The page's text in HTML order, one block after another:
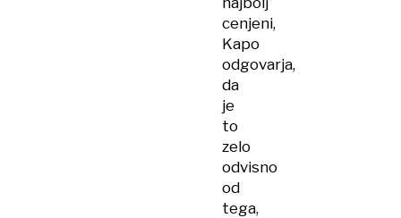
cenjeni,
Kapo
odgovarja,
da
je
to
zelo
odvisno
od
tega,